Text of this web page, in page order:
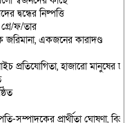
দ্বন্ধের নিষ্পত্তি
ফ/তার
একজনের কারাদণ্ড
প্রতিযোগিতা, হাজারো মানুষের
প্রার্থীতা ঘোষণা,